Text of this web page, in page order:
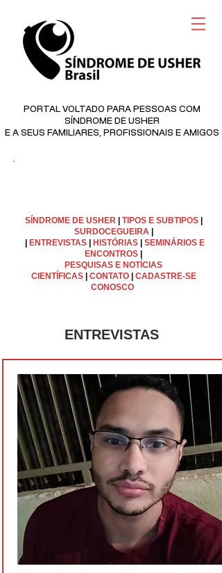
PORTAL VOLTADO PARA PESSOAS COM
SÍNDROME DE USHER
E A SEUS FAMILIARES, PROFISSIONAIS E AMIGOS
©
SÍNDROME DE USHER TIPOS E SUBTIPOS
SURDOCEGUEIRA
ENTREVISTAS HISTÓRIAS| SEMINÁRIOS E
ENCONTROS
PESQUISAS E NOTÍCIAS
CIENTÍFICAS
CONTATO
CADASTRE-SE
CONOSCO
ENTREVISTAS